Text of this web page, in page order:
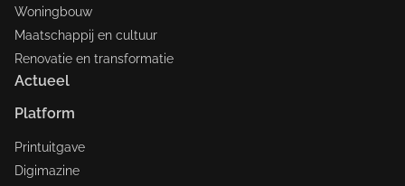
Woningbouw
Maatschappij en cultuur
Renovatie en transformatie
Actueel
Platform
Printuitgave
Digimazine